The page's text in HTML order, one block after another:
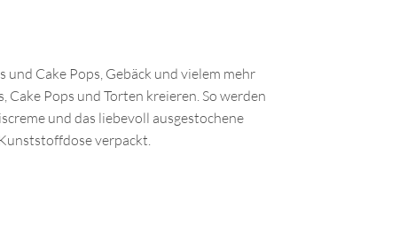
Cake Pops, Gebäck und vielem mehr
Cake Pops und Torten kreieren. So werden
und das liebevoll ausgestochene
verpackt.